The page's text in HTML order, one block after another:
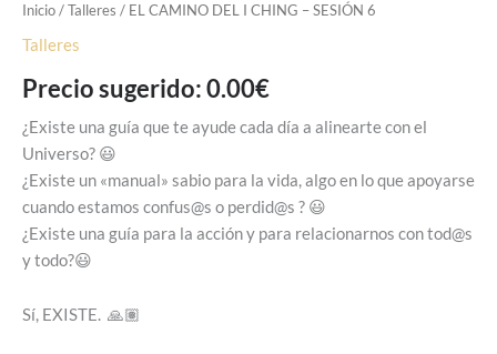
Inicio/Talleres / EL CAMINO DEL I CHING – SESIÓN 6
Talleres
Precio sugerido:0.00€
¿Existe una guía que te ayude cada día a alinearte con el
Universo? 😃
¿Existe un «manual» sabio para la vida, algo en lo que apoyarse
cuando estamos confus@s o perdid@s ? 😃
¿Existe una guía para la acción y para relacionarnos con tod@s
y todo?😃
Sí, EXISTE. 🙏🏽